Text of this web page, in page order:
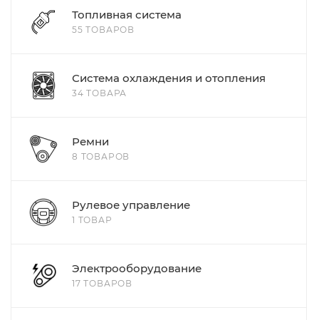
Топливная система
55 ТОВАРОВ
Система охлаждения и отопления
34 ТОВАРА
Ремни
8 ТОВАРОВ
Рулевое управление
1 ТОВАР
Электрооборудование
17 ТОВАРОВ